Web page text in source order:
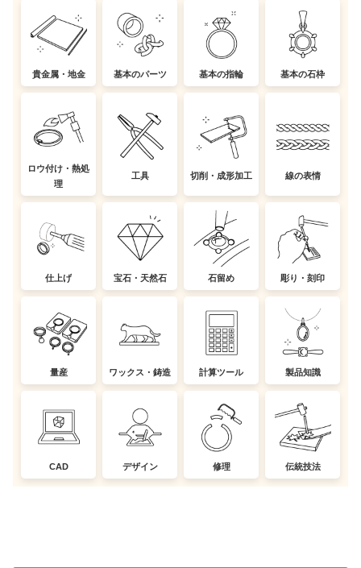
貴金属・地金 基本のパーツ 基本の指輪 基本の石枠
ロウ付け・熱処
理
工具 切削・成形加工 線の表情
仕上げ 宝石・天然石 石留め 彫り・刻印
量産 ワックス・鋳造 計算ツール 製品知識
CAD デザイン 修理 伝統技法